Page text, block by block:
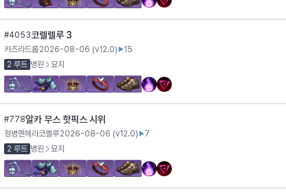
#4053코렐렐루 3
카즈라드롭2026-08-06 (v12.0)
15
2 루트 병원 묘지
#778알카 무스 핫픽스 시위
정병멘헤라코렐루2026-08-06 (v12.0)
7
2 루트 병원 묘지